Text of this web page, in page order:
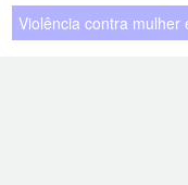
Violência contra mulher